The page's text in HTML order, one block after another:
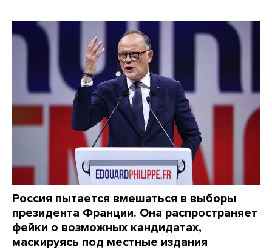
Россия пытается вмешаться в выборы
президента Франции. Она распространяет
фейки о возможных кандидатах,
маскируясь под местные издания